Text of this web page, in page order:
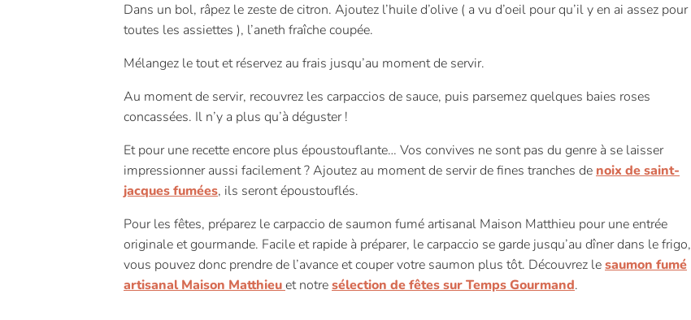
Dans un bol, râpez le zeste de citron. Ajoutez l’huile d’olive ( a vu d’oeil pour qu’il y en ai assez pour
toutes les assiettes ), l’aneth fraîche coupée.
Mélangez le tout et réservez au frais jusqu’au moment de servir.
Au moment de servir, recouvrez les carpaccios de sauce, puis parsemez quelques baies roses
concassées. Il n’y a plus qu’à déguster !
Et pour une recette encore plus époustouflante… Vos convives ne sont pas du genre à se laisser
impressionner aussi facilement ? Ajoutez au moment de servir de fines tranches de noix de saint-
jacques fumées, ils seront époustouflés.
Pour les fêtes, préparez le carpaccio de saumon fumé artisanal Maison Matthieu pour une entrée
originale et gourmande. Facile et rapide à préparer, le carpaccio se garde jusqu’au dîner dans le frigo,
vous pouvez donc prendre de l’avance et couper votre saumon plus tôt. Découvrez lesaumon fumé
artisanal Maison Matthieuet notresélection de fêtes sur Temps Gourmand.